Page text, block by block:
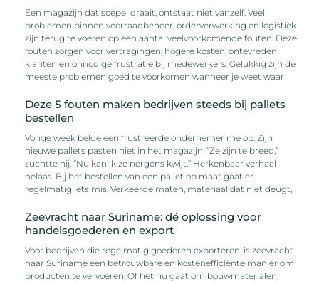
Een magazijn dat soepel draait, ontstaat niet vanzelf. Veel
problemen binnen voorraadbeheer, orderverwerking en logistiek
zijn terug te voeren op een aantal veelvoorkomende fouten. Deze
fouten zorgen voor vertragingen, hogere kosten, ontevreden
klanten en onnodige frustratie bij medewerkers. Gelukkig zijn de
meeste problemen goed te voorkomen wanneer je weet waar
Deze 5 fouten maken bedrijven steeds bij pallets
bestellen
Vorige week belde een frustreerde ondernemer me op. Zijn
nieuwe pallets pasten niet in het magazijn. “Ze zijn te breed,”
zuchtte hij. “Nu kan ik ze nergens kwijt.” Herkenbaar verhaal
helaas. Bij het bestellen van een pallet op maat gaat er
regelmatig iets mis. Verkeerde maten, materiaal dat niet deugt,
Zeevracht naar Suriname: dé oplossing voor
handelsgoederen en export
Voor bedrijven die regelmatig goederen exporteren, is zeevracht
naar Suriname een betrouwbare en kostenefficiënte manier om
producten te vervoeren. Of het nu gaat om bouwmaterialen,